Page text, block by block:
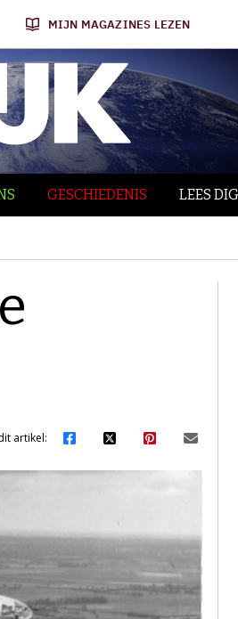
MIJN MAGAZINES LEZEN
GESCHIEDENIS LEES
artikel: